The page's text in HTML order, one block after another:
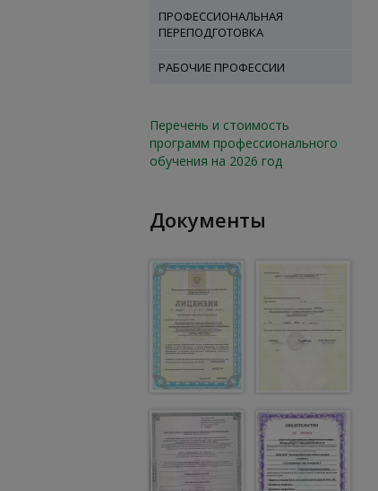
ПРОФЕССИОНАЛЬНАЯ
ПЕРЕПОДГОТОВКА
РАБОЧИЕ ПРОФЕССИИ
Перечень и стоимость
программ профессионального
обучения на 2026 год
Документы